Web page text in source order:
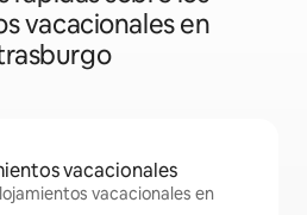
vacacionales en
vacacionales
vacacionales en